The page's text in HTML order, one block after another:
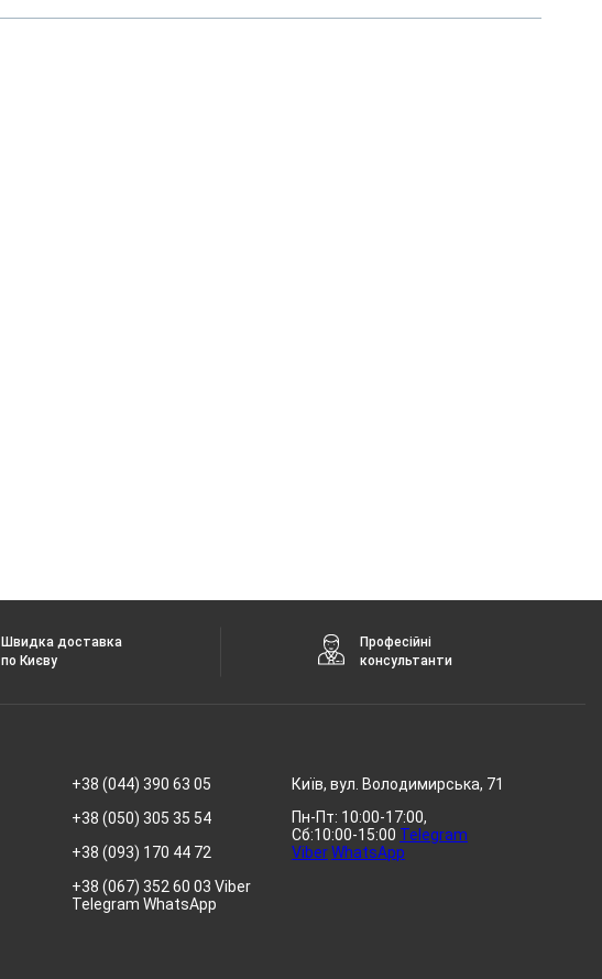
Швидка доставка
по Києву
Професійні
консультанти
+38 (044) 390 63 05
+38 (050) 305 35 54
+38 (093) 170 44 72
+38 (067) 352 60 03 Viber
Telegram WhatsApp
Київ, вул. Володимирська, 71
Пн-Пт: 10:00-17:00,
Сб:10:00-15:00 Telegram
ViberWhatsApp